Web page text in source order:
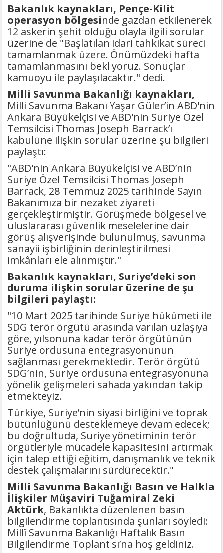
Bakanlık kaynakları, Pençe-Kilit
operasyon bölgesinde gazdan etkilenerek
12 askerin şehit olduğu olayla ilgili sorular
üzerine de "Başlatılan idari tahkikat süreci
tamamlanmak üzere. Önümüzdeki hafta
tamamlanmasını bekliyoruz. Sonuçlar
kamuoyu ile paylaşılacaktır." dedi.
Milli Savunma Bakanlığı kaynakları,
Milli Savunma Bakanı Yaşar Güler’in ABD'nin
Ankara Büyükelçisi ve ABD'nin Suriye Özel
Temsilcisi Thomas Joseph Barrack’ı
kabulüne ilişkin sorular üzerine şu bilgileri
paylaştı:
"ABD'nin Ankara Büyükelçisi ve ABD’nin
Suriye Özel Temsilcisi Thomas Joseph
Barrack, 28 Temmuz 2025 tarihinde Sayın
Bakanımıza bir nezaket ziyareti
gerçekleştirmiştir. Görüşmede bölgesel ve
uluslararası güvenlik meselelerine dair
görüş alışverişinde bulunulmuş, savunma
sanayii işbirliğinin derinleştirilmesi
imkânları ele alınmıştır."
Bakanlık kaynakları, Suriye’deki son
duruma ilişkin sorular üzerine de şu
bilgileri paylaştı:
"10 Mart 2025 tarihinde Suriye hükümeti ile
SDG terör örgütü arasında varılan uzlaşıya
göre, yılsonuna kadar terör örgütünün
Suriye ordusuna entegrasyonunun
sağlanması gerekmektedir. Terör örgütü
SDG’nin, Suriye ordusuna entegrasyonuna
yönelik gelişmeleri sahada yakından takip
etmekteyiz.
Türkiye, Suriye’nin siyasi birliğini ve toprak
bütünlüğünü desteklemeye devam edecek;
bu doğrultuda, Suriye yönetiminin terör
örgütleriyle mücadele kapasitesini artırmak
için talep ettiği eğitim, danışmanlık ve teknik
destek çalışmalarını sürdürecektir."
Milli Savunma Bakanlığı Basın ve Halkla
İlişkiler Müşaviri Tuğamiral Zeki
Aktürk, Bakanlıkta düzenlenen basın
bilgilendirme toplantısında şunları söyledi:
Millî Savunma Bakanlığı Haftalık Basın
Bilgilendirme Toplantısı’na hoş geldiniz.